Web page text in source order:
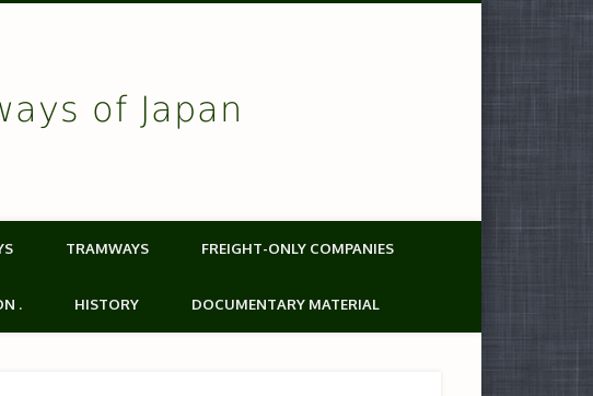
of Japan
TRAMWAYS FREIGHT-ONLY COMPANIES
. HISTORY DOCUMENTARY MATERIAL